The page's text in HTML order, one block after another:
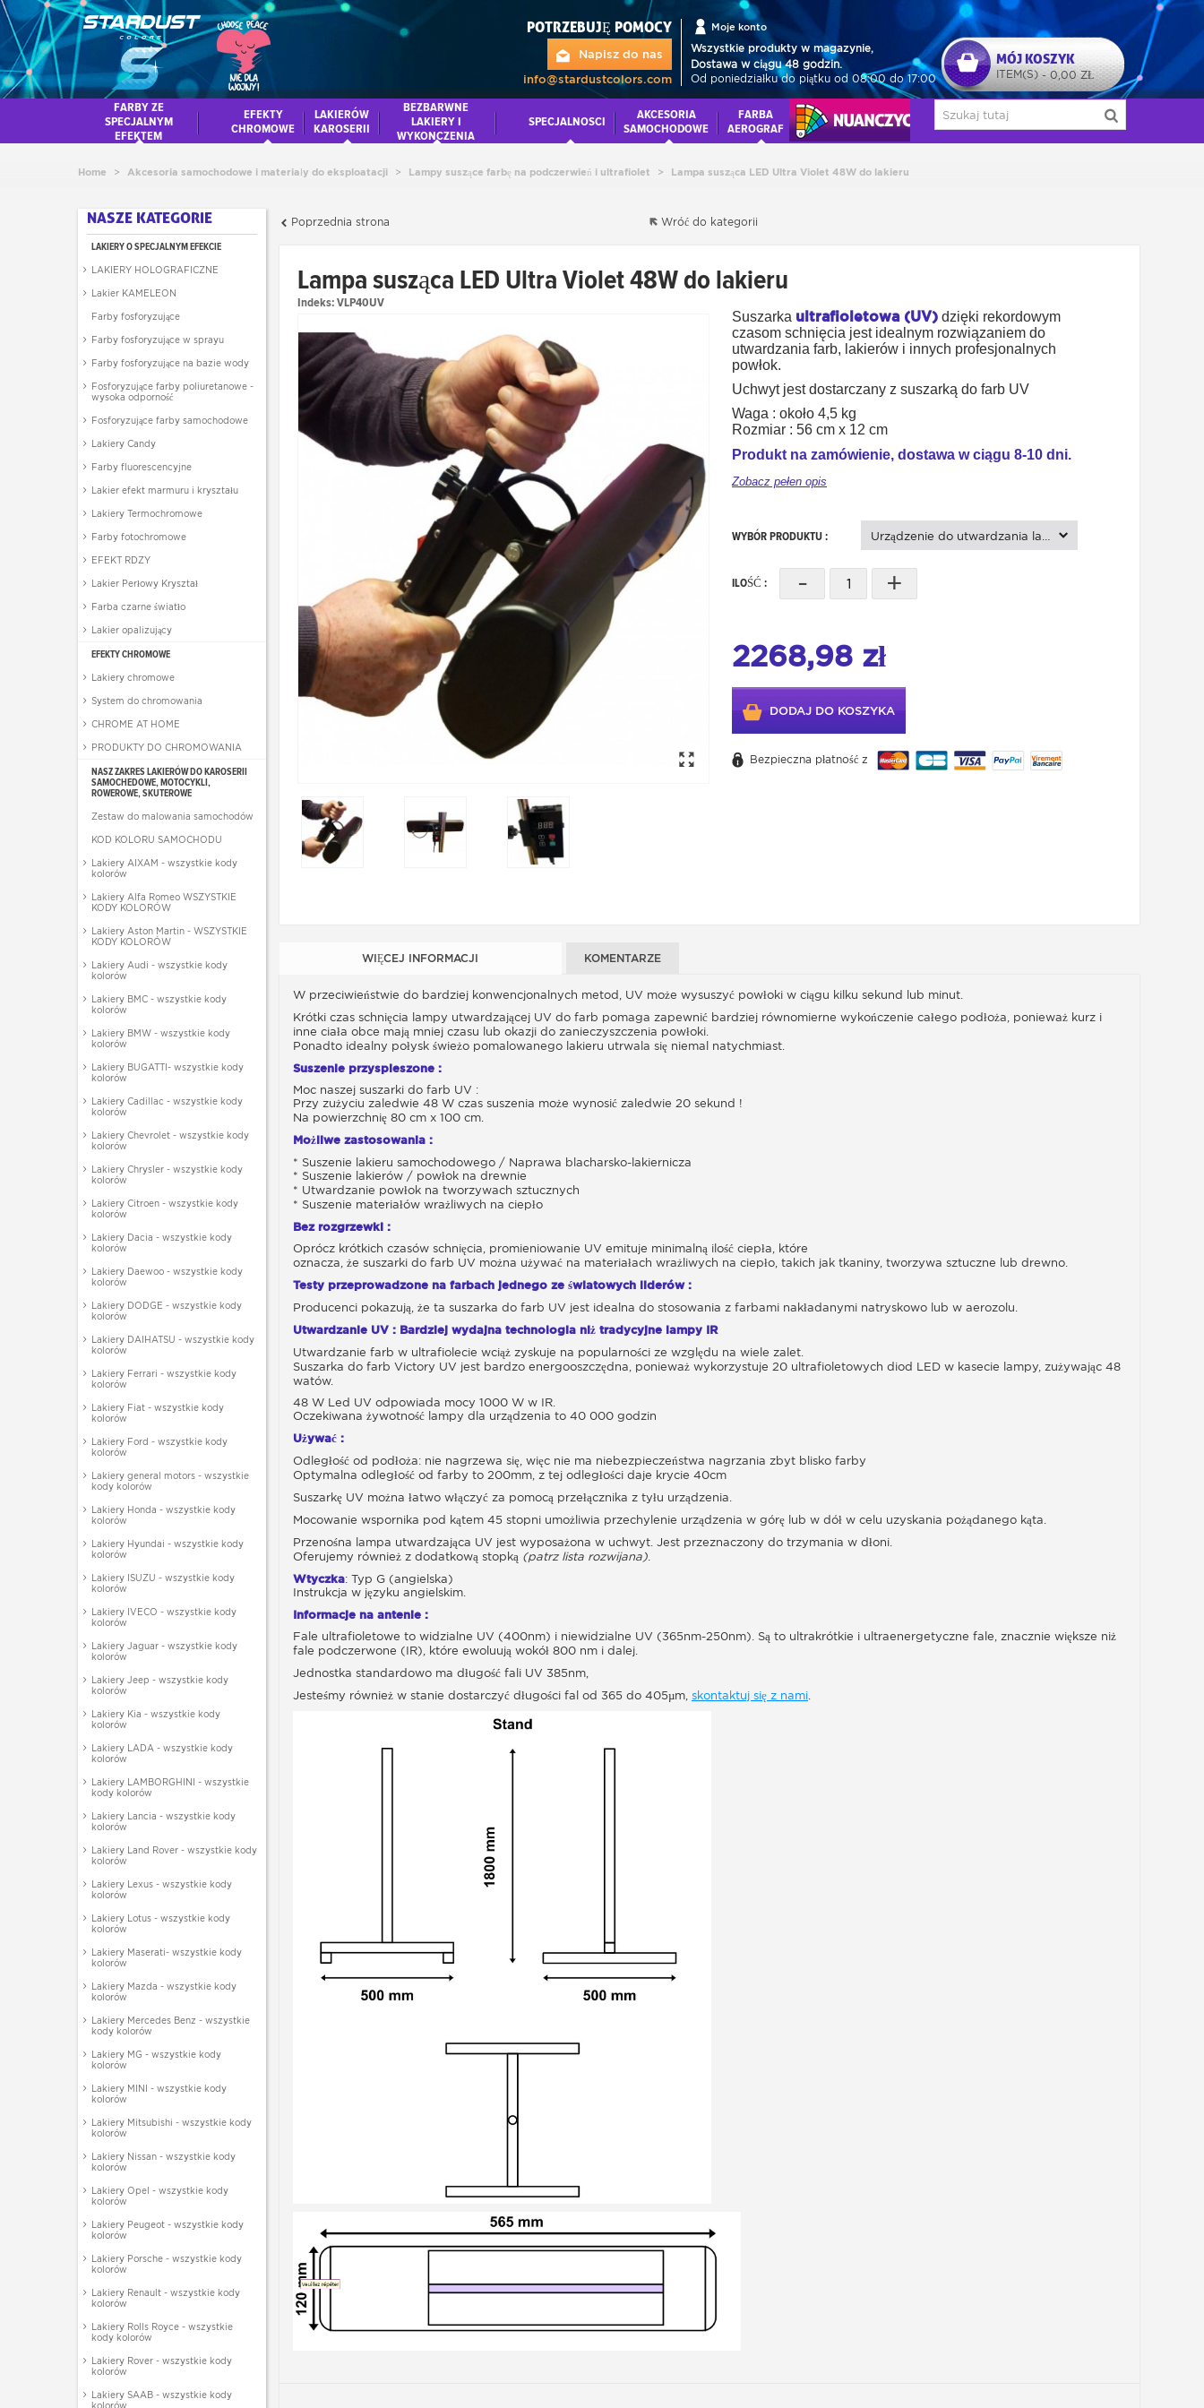
MÓJ KOSZYK
ITEM(S) - 0,00 ZŁ
POTRZEBUJĘ POMOCY
Napisz do nas
info@stardustcolors.com
Moje konto
Wszystkie produkty w magazynie,
Dostawa w ciągu 48 godzin.
Od poniedziałku do piątku od 08:00 do 17:00
FARBY ZE
SPECJALNYM
EFEKTEM
EFEKTY
CHROMOWE
LAKIERÓW
KAROSERII
BEZBARWNE
LAKIERY I
WYKONCZENIA
SPECJALNOSCI
AKCESORIA
SAMOCHODOWE
FARBA
AEROGRAF
NUAŃCZYCY
Home > Akcesoria samochodowe i materiały do eksploatacji > Lampy suszące farbę na podczerwień i ultrafiolet > Lampa susząca LED Ultra Violet 48W do lakieru
NASZE KATEGORIE
LAKIERY O SPECJALNYM EFEKCIE
LAKIERY HOLOGRAFICZNE
Lakier KAMELEON
Farby fosforyzujące
Farby fosforyzujące w sprayu
Farby fosforyzujące na bazie wody
Fosforyzujące farby poliuretanowe -
wysoka odporność
Fosforyzujące farby samochodowe
Lakiery Candy
Farby fluorescencyjne
Lakier efekt marmuru i kryształu
Lakiery Termochromowe
Farby fotochromowe
EFEKT RDZY
Lakier Perłowy Kryształ
Farba czarne światło
Lakier opalizujący
EFEKTY CHROMOWE
Lakiery chromowe
System do chromowania
CHROME AT HOME
PRODUKTY DO CHROMOWANIA
NASZ ZAKRES LAKIERÓW DO KAROSERII
SAMOCHEDOWE, MOTOCYKLI,
ROWEROWE, SKUTEROWE
Zestaw do malowania samochodów
KOD KOLORU SAMOCHODU
Lakiery AIXAM - wszystkie kody
kolorów
Lakiery Alfa Romeo WSZYSTKIE
KODY KOLORÓW
Lakiery Aston Martin - WSZYSTKIE
KODY KOLORÓW
Lakiery Audi - wszystkie kody
kolorów
Lakiery BMC - wszystkie kody
kolorów
Lakiery BMW - wszystkie kody
kolorów
Lakiery BUGATTI- wszystkie kody
kolorów
Lakiery Cadillac - wszystkie kody
kolorów
Lakiery Chevrolet - wszystkie kody
kolorów
Lakiery Chrysler - wszystkie kody
kolorów
Lakiery Citroen - wszystkie kody
kolorów
Lakiery Dacia - wszystkie kody
kolorów
Lakiery Daewoo - wszystkie kody
kolorów
Lakiery DODGE - wszystkie kody
kolorów
Lakiery DAIHATSU - wszystkie kody
kolorów
Lakiery Ferrari - wszystkie kody
kolorów
Lakiery Fiat - wszystkie kody
kolorów
Lakiery Ford - wszystkie kody
kolorów
Lakiery general motors - wszystkie
kody kolorów
Lakiery Honda - wszystkie kody
kolorów
Lakiery Hyundai - wszystkie kody
kolorów
Lakiery ISUZU - wszystkie kody
kolorów
Lakiery IVECO - wszystkie kody
kolorów
Lakiery Jaguar - wszystkie kody
kolorów
Lakiery Jeep - wszystkie kody
kolorów
Lakiery Kia - wszystkie kody
kolorów
Lakiery LADA - wszystkie kody
kolorów
Lakiery LAMBORGHINI - wszystkie
kody kolorów
Lakiery Lancia - wszystkie kody
kolorów
Lakiery Land Rover - wszystkie kody
kolorów
Lakiery Lexus - wszystkie kody
kolorów
Lakiery Lotus - wszystkie kody
kolorów
Lakiery Maserati- wszystkie kody
kolorów
Lakiery Mazda - wszystkie kody
kolorów
Lakiery Mercedes Benz - wszystkie
kody kolorów
Lakiery MG - wszystkie kody
kolorów
Lakiery MINI - wszystkie kody
kolorów
Lakiery Mitsubishi - wszystkie kody
kolorów
Lakiery Nissan - wszystkie kody
kolorów
Lakiery Opel - wszystkie kody
kolorów
Lakiery Peugeot - wszystkie kody
kolorów
Lakiery Porsche - wszystkie kody
kolorów
Lakiery Renault - wszystkie kody
kolorów
Lakiery Rolls Royce - wszystkie
kody kolorów
Lakiery Rover - wszystkie kody
kolorów
Lakiery SAAB - wszystkie kody
kolorów
Poprzednia strona Wróć do kategorii
Lampa susząca LED Ultra Violet 48W do lakieru
Indeks:VLP40UV
Suszarka ultrafioletowa (UV) dzięki rekordowym
czasom schnięcia jest idealnym rozwiązaniem do
utwardzania farb, lakierów i innych profesjonalnych
powłok.
Uchwyt jest dostarczany z suszarką do farb UV
Waga : około 4,5 kg
Rozmiar : 56 cm x 12 cm
Produkt na zamówienie, dostawa w ciągu 8-10 dni.
Zobacz pełen opis
WYBÓR PRODUKTU : Urządzenie do utwardzania lakieru UV LED
ILOŚĆ : - +
2268,98 zł
DODAJ DO KOSZYKA
Bezpieczna płatność z
WIĘCEJ INFORMACJI KOMENTARZE
W przeciwieństwie do bardziej konwencjonalnych metod, UV może wysuszyć powłoki w ciągu kilku sekund lub minut.
Krótki czas schnięcia lampy utwardzającej UV do farb pomaga zapewnić bardziej równomierne wykończenie całego podłoża, ponieważ kurz i
inne ciała obce mają mniej czasu lub okazji do zanieczyszczenia powłoki.
Ponadto idealny połysk świeżo pomalowanego lakieru utrwala się niemal natychmiast.
Suszenie przyspieszone :
Moc naszej suszarki do farb UV :
Przy zużyciu zaledwie 48 W czas suszenia może wynosić zaledwie 20 sekund !
Na powierzchnię 80 cm x 100 cm.
Możliwe zastosowania :
* Suszenie lakieru samochodowego / Naprawa blacharsko-lakiernicza
* Suszenie lakierów / powłok na drewnie
* Utwardzanie powłok na tworzywach sztucznych
* Suszenie materiałów wrażliwych na ciepło
Bez rozgrzewki :
Oprócz krótkich czasów schnięcia, promieniowanie UV emituje minimalną ilość ciepła, które
oznacza, że suszarki do farb UV można używać na materiałach wrażliwych na ciepło, takich jak tkaniny, tworzywa sztuczne lub drewno.
Testy przeprowadzone na farbach jednego ze światowych liderów :
Producenci pokazują, że ta suszarka do farb UV jest idealna do stosowania z farbami nakładanymi natryskowo lub w aerozolu.
Utwardzanie UV : Bardziej wydajna technologia niż tradycyjne lampy IR
Utwardzanie farb w ultrafiolecie wciąż zyskuje na popularności ze względu na wiele zalet.
Suszarka do farb Victory UV jest bardzo energooszczędna, ponieważ wykorzystuje 20 ultrafioletowych diod LED w kasecie lampy, zużywając 48
watów.
48 W Led UV odpowiada mocy 1000 W w IR.
Oczekiwana żywotność lampy dla urządzenia to 40 000 godzin
Używać :
Odległość od podłoża: nie nagrzewa się, więc nie ma niebezpieczeństwa nagrzania zbyt blisko farby
Optymalna odległość od farby to 200mm, z tej odległości daje krycie 40cm
Suszarkę UV można łatwo włączyć za pomocą przełącznika z tyłu urządzenia.
Mocowanie wspornika pod kątem 45 stopni umożliwia przechylenie urządzenia w górę lub w dół w celu uzyskania pożądanego kąta.
Przenośna lampa utwardzająca UV jest wyposażona w uchwyt. Jest przeznaczony do trzymania w dłoni.
Oferujemy również z dodatkową stopką (patrz lista rozwijana).
Wtyczka: Typ G (angielska)
Instrukcja w języku angielskim.
Informacje na antenie :
Fale ultrafioletowe to widzialne UV (400nm) i niewidzialne UV (365nm-250nm). Są to ultrakrótkie i ultraenergetyczne fale, znacznie większe niż
fale podczerwone (IR), które ewoluują wokół 800 nm i dalej.
Jednostka standardowo ma długość fali UV 385nm,
Jesteśmy również w stanie dostarczyć długości fal od 365 do 405µm, skontaktuj się z nami.